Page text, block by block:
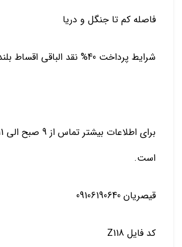
فاصله کم تا جنگل و دریا
شرایط پرداخت 40% نقد الباقی اقساط بلند مدت
است.
قیصریان 09106190640
کد فایل Z118